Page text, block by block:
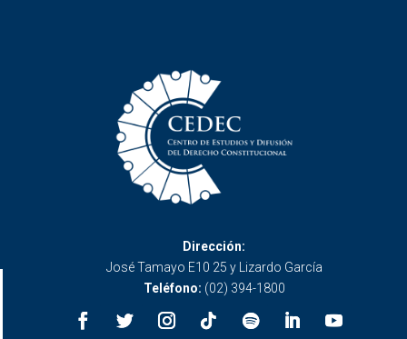
Dirección:
José Tamayo E10 25 y Lizardo García
Teléfono: (02) 394-1800